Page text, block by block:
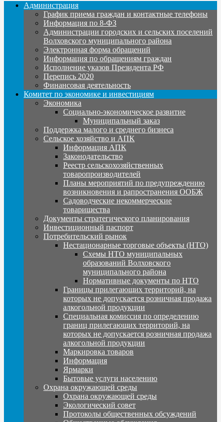
Администрация
График приема граждан и контактные телефоны
Информация по 8-ФЗ
Администрации городских и сельских поселений
Волховского муниципального района
Электронная форма обращений
Информация по обращениям граждан
Исполнение указов Президента РФ
Перепись 2020
Финансовая деятельность
Комитет по экономике и инвестициям
Экономика
Социально-экономическое развитие
Муниципальный заказ
Поддержка малого и среднего бизнеса
Сельское хозяйство и АПК
Информация АПК
Законодательство
Реестр сельскохозяйственных
товаропроизводителей
Планы мероприятий по предупреждению
возникновения и рапространения ООБЖ
Садоводческие некоммерческие
товарищества
Документы стратегического планирования
Инвестиционный паспорт
Потребительский рынок
Нестационарные торговые объекты (НТО)
Схемы НТО муниципальных
образований Волховского
муниципального района
Нормативные документы по НТО
Границы прилегающих территорий, на
которых не допускается розничная продажа
алкогольной продукции
Специальная комиссия по определению
границ прилегающих территорий, на
которых не допускается розничная продажа
алкогольной продукции
Маркировка товаров
Информация
Ярмарки
Бытовые услуги населению
Охрана окружающей среды
Охрана окружающей среды
Экологический совет
Протоколы общественных обсуждений